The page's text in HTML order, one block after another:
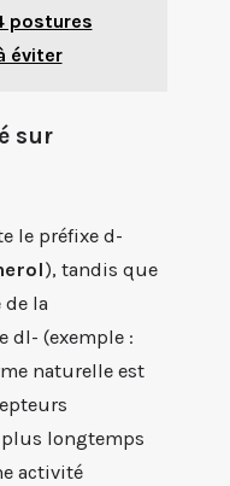
postures
éviter
sur
le préfixe d-
), tandis que
la
dl- (exemple :
naturelle est
longtemps
activité